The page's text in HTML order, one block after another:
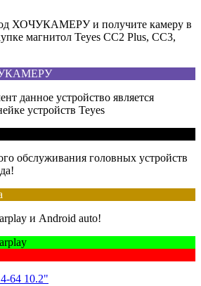
ХОЧУКАМЕРУ и получите камеру в
магнитол Teyes CC2 Plus, CC3,
данное устройство является
устройств Teyes
обслуживания головных устройств
и Android auto!
64 10.2"